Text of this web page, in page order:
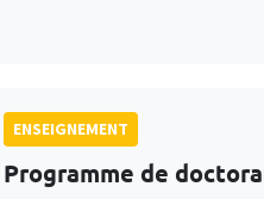
ENSEIGNEMENT
Programme de